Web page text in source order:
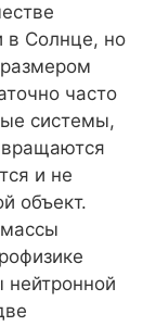
в Солнце, но
часто
системы,
и не
объект.
массы
нейтронной